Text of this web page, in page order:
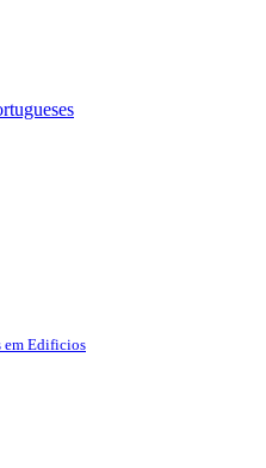
em Edificios